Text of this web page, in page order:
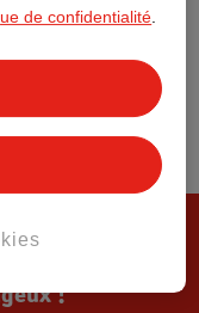
!
de confidentialité